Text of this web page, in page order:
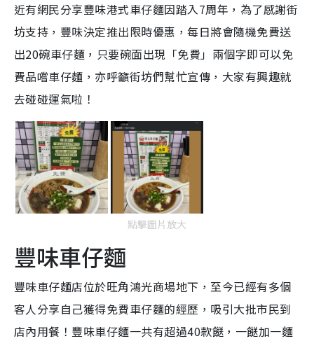
近有網民分享豐味港式車仔麵因踏入7周年，為了感謝街
坊支持，豐味決定推出限時優惠，每日將會隨機免費送
出20碗車仔麵，只要碗面出現「免費」兩個字即可以免
費品嚐車仔麵，亦呼籲街坊們幫忙宣傳，大家有興趣就
去碰碰運氣啦！
點擊圖片放大
豐味車仔麵
豐味車仔麵店位於旺角鴻光商場地下，至今已經有多個
客人分享自己獲得免費車仔麵的經歷，吸引大批市民到
店內用餐！豐味車仔麵一共有超過40款餸，一餸加一麵